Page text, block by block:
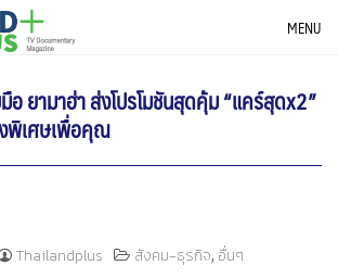
NEWS MENU
ยามาฮ่า ส่งโปรโมชันสุดคุ้ม “แคร์สุดx2”
พิเศษเพื่อคุณ
Thailandplus สังคม-ธุรกิจ,อื่นๆ